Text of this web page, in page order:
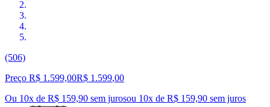
(506)
Preço R$ 1.599,00R$ 1.599,00
Ou 10x de R$ 159,90 sem jurosou 10x de R$ 159,90 sem juros